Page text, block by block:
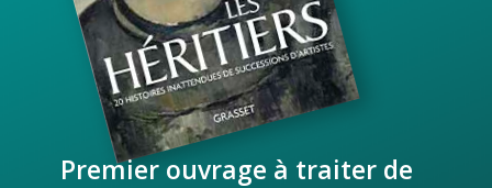
Premier ouvrage à traiter de